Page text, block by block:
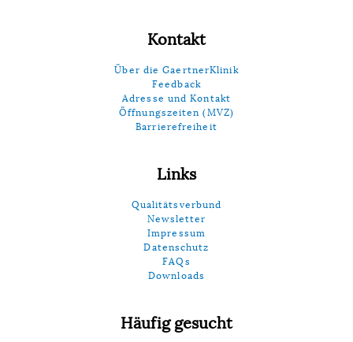
Kontakt
Über die GaertnerKlinik
Feedback
Adresse und Kontakt
Öffnungszeiten (MVZ)
Barrierefreiheit
Links
Qualitätsverbund
Newsletter
Impressum
Datenschutz
FAQs
Downloads
Häufig gesucht